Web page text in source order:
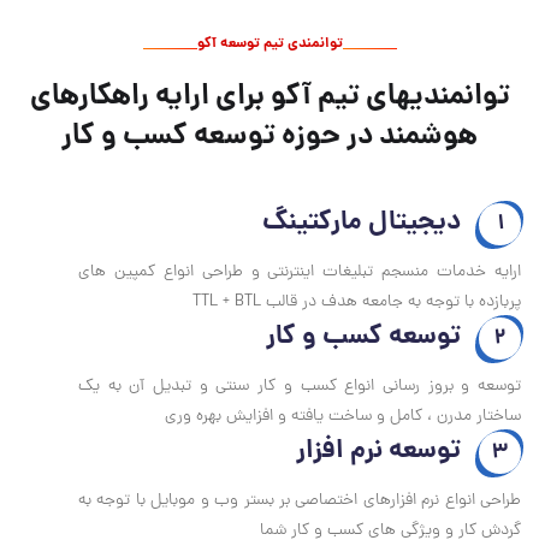
توانمندی تیم توسعه آکو
توانمندیهای تیم آکو برای ارایه راهکارهای
هوشمند در حوزه توسعه کسب و کار
1 دیجیتال مارکتینگ
ارایه خدمات منسجم تبلیغات اینترنتی و طراحی انواع کمپین های
پربازده با توجه به جامعه هدف در قالب TTL + BTL
2 توسعه کسب و کار
توسعه و بروز رسانی انواع کسب و کار سنتی و تبدیل آن به یک
ساختار مدرن ، کامل و ساخت یافته و افزایش بهره وری
3 توسعه نرم افزار
طراحی انواع نرم افزارهای اختصاصی بر بستر وب و موبایل با توجه به
گردش کار و ویژگی های کسب و کار شما